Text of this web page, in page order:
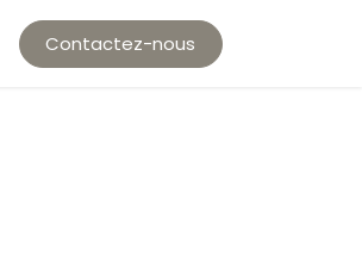
Contactez-nous